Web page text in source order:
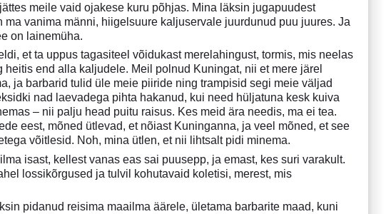
meile vaid ojakese kuru põhjas. Mina läksin jugapuudest
vanima männi, hiigelsuure kaljuservale juurdunud puu juures. Ja
on lainemüha.
et ta uppus tagasiteel võidukast merelahingust, tormis, mis neelas
end alla kaljudele. Meil polnud Kuningat, nii et mere järel
ja barbarid tulid üle meie piiride ning trampisid segi meie väljad
nad laevadega pihta hakanud, kui need hüljatuna kesk kuiva
– nii palju head puitu raisus. Kes meid ära needis, ma ei tea.
eest, mõned ütlevad, et nõiast Kuninganna, ja veel mõned, et see
võitlesid. Noh, mina ütlen, et nii lihtsalt pidi minema.
isast, kellest vanas eas sai puusepp, ja emast, kes suri varakult.
lossikõrgused ja tulvil kohutavaid koletisi, merest, mis
pidanud reisima maailma äärele, ületama barbarite maad, kuni